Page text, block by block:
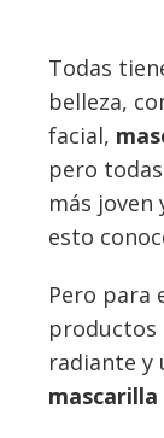
Todas
belleza,
facial,
pero
más joven
esto
Pero para
productos
radiante y